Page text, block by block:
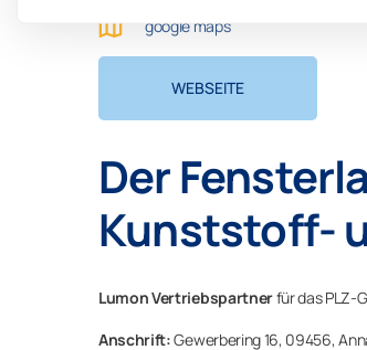
google maps
WEBSEITE
Der
Kunststoff-
Lumon Vertriebspartnerfür das PLZ-
Anschrift:Gewerbering 16, 09456,